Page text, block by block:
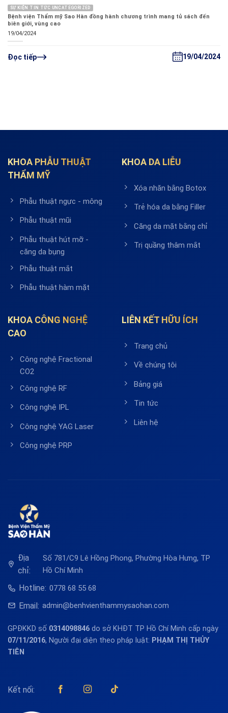
SỰ KIỆN TIN TỨC UNCATEGORIZED
Bệnh viện Thẩm mỹ Sao Hàn đồng hành chương trình mang tủ sách đến
biên giới, vùng cao
19/04/2024
Đọc tiếp 19/04/2024
KHOA PHẪU THUẬT
THẨM MỸ
Phẫu thuật ngực - mông
Phẫu thuật mũi
Phẫu thuật hút mỡ -
căng da bụng
Phẫu thuật mắt
Phẫu thuật hàm mặt
KHOA DA LIỄU
Xóa nhăn bằng Botox
Trẻ hóa da bằng Filler
Căng da mặt bằng chỉ
Trị quầng thâm mắt
KHOA CÔNG NGHỆ
CAO
Công nghệ Fractional
CO2
Công nghệ RF
Công nghệ IPL
Công nghệ YAG Laser
Công nghệ PRP
LIÊN KẾT HỮU ÍCH
Trang chủ
Về chúng tôi
Bảng giá
Tin tức
Liên hệ
Địa
chỉ:
Số 781/C9 Lê Hồng Phong, Phường Hòa Hưng, TP
Hồ Chí Minh
Hotline: 0778 68 55 68
Email: admin@benhvienthammysaohan.com
GPĐKKD số 0314098846 do sở KHĐT TP Hồ Chí Minh cấp ngày
07/11/2016, Người đại diện theo pháp luật: PHẠM THỊ THỦY
TIÊN
Kết nối: